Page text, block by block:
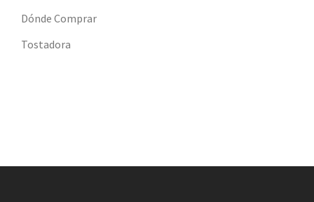
Dónde Comprar
Tostadora